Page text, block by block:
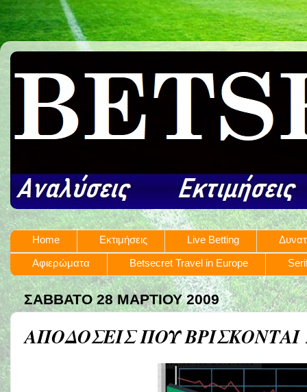
Home Εκτιμήσεις Live Betting
Αφιερώματα
Betsecret Travel in Europe
ΣΆΒΒΑΤΟ 28 ΜΑΡΤΊΟΥ 2009
ΑΠΟΔΟΣΕΙΣ ΠΟΥ